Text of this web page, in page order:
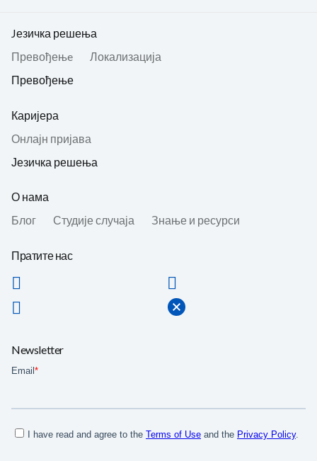
Jезичка решења
Превођењe
Локализација
Превођење
Каријера
Онлајн пријава
Језичка решења
О нама
Блог
Студије случаја Знање и ресурси
Пратите нас
Newsletter